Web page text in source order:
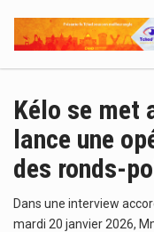
Kélo se met
lance une
des ronds-
Dans une interview
mardi 20 janvier 2026,